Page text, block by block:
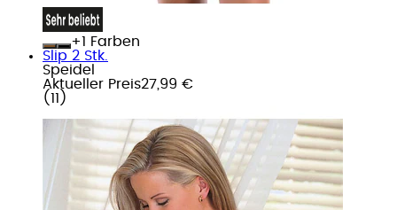
+
Farben
Slip 2 Stk.
Speidel
Aktueller Preis27,99 €
( 11 )